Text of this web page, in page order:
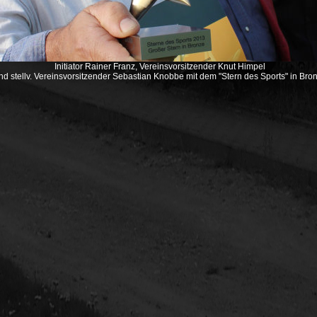
Initiator Rainer Franz, Vereinsvorsitzender Knut Himpel
stellv. Vereinsvorsitzender Sebastian Knobbe mit dem "Stern des Sports" in